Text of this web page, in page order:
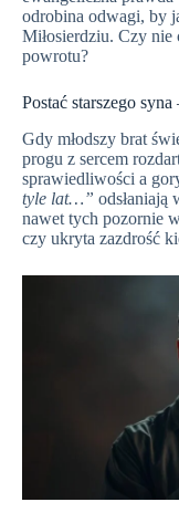
odrobina odwagi, by
Miłosierdziu. Czy nie
powrotu?
Postać starszego
Gdy młodszy brat
progu z sercem
sprawiedliwości a
tyle lat…” odsłaniają
nawet tych pozornie
czy ukryta zazdrość